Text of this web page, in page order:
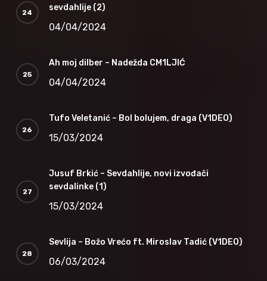
sevdahlije (2)
04/04/2024
Ah moj dilber – Nadežda CM1LJIĆ
04/04/2024
Tufo Veletanić – Bol bolujem, draga (V1DEO)
15/03/2024
Jusuf Brkić – Sevdahlije, novi izvođači
sevdalinke (1)
15/03/2024
Sevlija – Božo Vrećo ft. Miroslav Tadić (V1DEO)
06/03/2024